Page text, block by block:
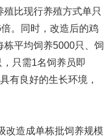
比现行养殖方式单只
。同时，改造后的鸡
栋平均饲养5000只、饲
只需1名饲养员即
有良好的生长环境，
造成单栋批饲养规模